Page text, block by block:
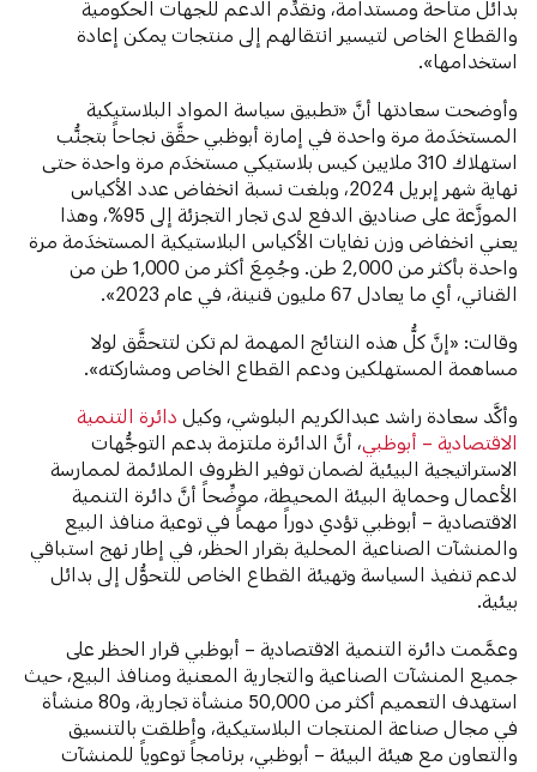
بدائل متاحة ومستدامة، ونقدِّم الدعم للجهات الحكومية
والقطاع الخاص لتيسير انتقالهم إلى منتجات يمكن إعادة
استخدامها».
وأوضحت سعادتها أنَّ «تطبيق سياسة المواد البلاستيكية
المستخدَمة مرة واحدة في إمارة أبوظبي حقَّق نجاحاً بتجنُّب
استهلاك 310 ملايين كيس بلاستيكي مستخدَم مرة واحدة حتى
نهاية شهر إبريل 2024، وبلغت نسبة انخفاض عدد الأكياس
الموزَّعة على صناديق الدفع لدى تجار التجزئة إلى 95%، وهذا
يعني انخفاض وزن نفايات الأكياس البلاستيكية المستخدَمة مرة
واحدة بأكثر من 2,000 طن. وجُمِعَ أكثر من 1,000 طن من
القناني، أي ما يعادل 67 مليون قنينة، في عام 2023».
وقالت: «إنَّ كلُّ هذه النتائج المهمة لم تكن لتتحقَّق لولا
مساهمة المستهلكين ودعم القطاع الخاص ومشاركته».
وأكَّد سعادة راشد عبدالكريم البلوشي، وكيلدائرة التنمية
الاقتصادية – أبوظبي ، أنَّ الدائرة ملتزمة بدعم التوجُّهات
الاستراتيجية البيئية لضمان توفير الظروف الملائمة لممارسة
الأعمال وحماية البيئة المحيطة، موضِّحاً أنَّ دائرة التنمية
الاقتصادية – أبوظبي تؤدي دوراً مهماً في توعية منافذ البيع
والمنشآت الصناعية المحلية بقرار الحظر، في إطار نهج استباقي
لدعم تنفيذ السياسة وتهيئة القطاع الخاص للتحوُّل إلى بدائل
بيئية.
وعمَّمت دائرة التنمية الاقتصادية – أبوظبي قرار الحظر على
جميع المنشآت الصناعية والتجارية المعنية ومنافذ البيع، حيث
استهدف التعميم أكثر من 50,000 منشأة تجارية، و80 منشأة
في مجال صناعة المنتجات البلاستيكية، وأطلقت بالتنسيق
والتعاون مع هيئة البيئة – أبوظبي، برنامجاً توعوياً للمنشآت